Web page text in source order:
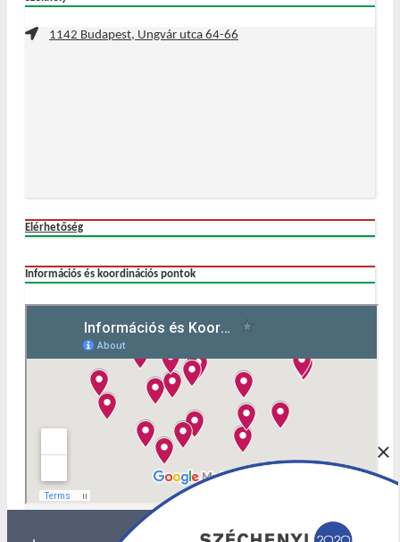
×
1142 Budapest, Ungvár utca 64-66
Elérhetőség
Információs és koordinációs pontok